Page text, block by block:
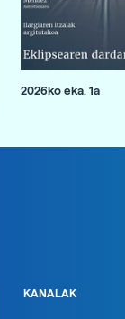
2026ko eka. 1a
KANALAK